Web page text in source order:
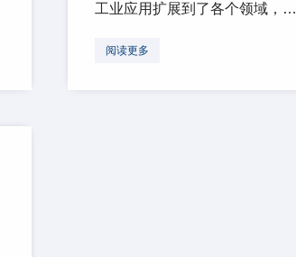
工业应用扩展到了各个领域，…
阅读更多